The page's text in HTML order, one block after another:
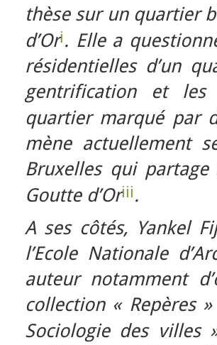
thèse sur un quartier
d’Ori. Elle a
résidentielles d’un
gentrification et les
quartier marqué par
mène actuellement
Bruxelles qui
Goutte d’Oriii.
A ses côtés, Yankel
l’Ecole Nationale
auteur notamment
collection « Repères
Sociologie des villes